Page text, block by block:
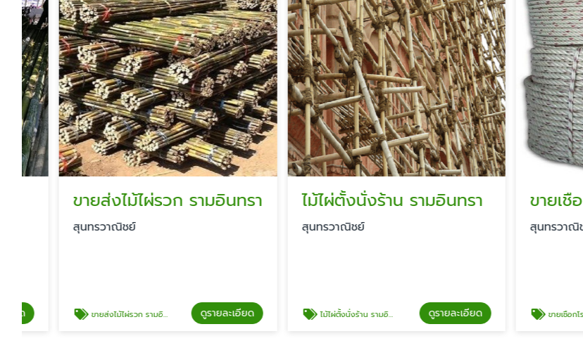
ขายส่งไม้ไผ่รวก รามอินทรา
สุนทรวาณิชย์
ขายส่งไม้ไผ่รวก รามอินทรา ดูรายละเอียด
ไม้ไผ่ตั้งนั่งร้าน รามอินทรา
สุนทรวาณิชย์
ไม้ไผ่ตั้งนั่งร้าน รามอินทรา ดูรายละเอียด
สุนทรวาณิชย์
ขายเชือกโรยตัวอาคารสูง รามอินทรา